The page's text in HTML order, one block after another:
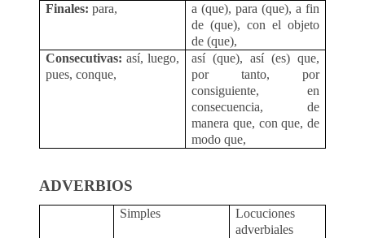
Finales: para,
a (que), para (que), a fin
de (que), con el objeto
de (que),
Consecutivas: así, luego,
pues, conque,
así (que), así (es) que,
por tanto, por
consiguiente, en
consecuencia, de
manera que, con que, de
modo que,
ADVERBIOS
Simples
Locuciones
adverbiales